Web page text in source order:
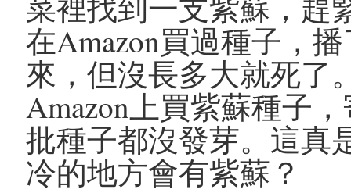
在Amazon買過種子，
來，但沒長多大就死了
Amazon上買紫蘇種子
批種子都沒發芽。這真
冷的地方會有紫蘇？